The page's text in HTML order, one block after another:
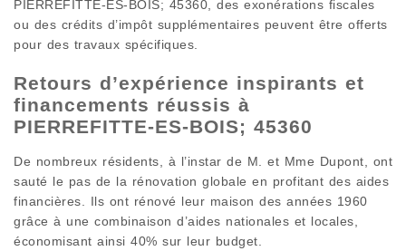
PIERREFITTE-ES-BOIS; 45360, des exonérations fiscales
ou des crédits d’impôt supplémentaires peuvent être offerts
pour des travaux spécifiques.
Retours d’expérience inspirants et
financements réussis à
PIERREFITTE-ES-BOIS; 45360
De nombreux résidents, à l’instar de M. et Mme Dupont, ont
sauté le pas de la rénovation globale en profitant des aides
financières. Ils ont rénové leur maison des années 1960
grâce à une combinaison d’aides nationales et locales,
économisant ainsi 40% sur leur budget.